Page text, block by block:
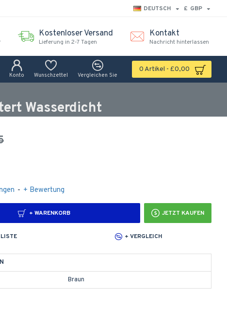
DEUTSCH £ GBP
Kostenloser Versand
Lieferung in 2-7 Tagen
Kontakt
Nachricht hinterlassen
Konto Wunschzettel Vergleichen Sie
0 Artikel - £0,00
Wasserdicht
- + Bewertung
+ WARENKORB JETZT KAUFEN
+ VERGLEICH
Braun